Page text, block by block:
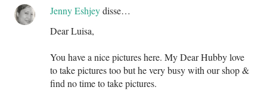
Jenny Eshjeydisse…
Dear Luisa,
You have a nice pictures here. My Dear Hubby love
to take pictures too but he very busy with our shop &
find no time to take pictures.